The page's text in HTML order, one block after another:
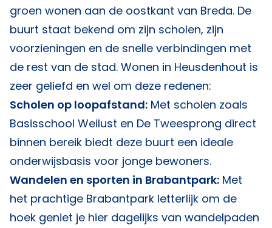
groen wonen aan de oostkant van Breda. De
buurt staat bekend om zijn scholen, zijn
voorzieningen en de snelle verbindingen met
de rest van de stad. Wonen in Heusdenhout is
zeer geliefd en wel om deze redenen:
Scholen op loopafstand: Met scholen zoals
Basisschool Weilust en De Tweesprong direct
binnen bereik biedt deze buurt een ideale
onderwijsbasis voor jonge bewoners.
Wandelen en sporten in Brabantpark: Met
het prachtige Brabantpark letterlijk om de
hoek geniet je hier dagelijks van wandelpaden